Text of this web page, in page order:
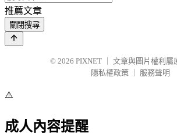
推薦文章
關閉搜尋
© 2026 PIXNET
文章與圖片權利屬
隱私權政策
服務聲明
⚠️
成人內容提醒